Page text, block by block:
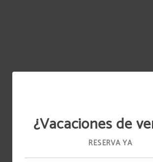
¿Vacaciones de
RESERVA YA